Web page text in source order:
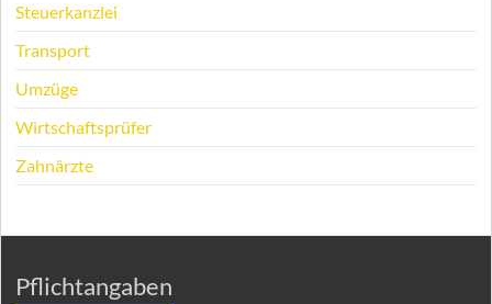
Steuerkanzlei
Transport
Umzüge
Wirtschaftsprüfer
Zahnärzte
Pflichtangaben